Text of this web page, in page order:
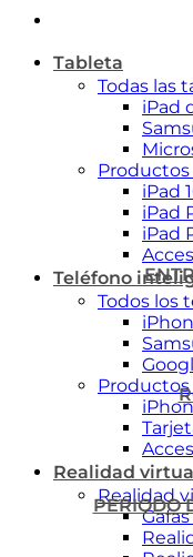
Tableta
Todas las
iPad
iPad
iPad
iPad
Teléfono
Todos los
Realidad virtual
Realidad
PERIODO